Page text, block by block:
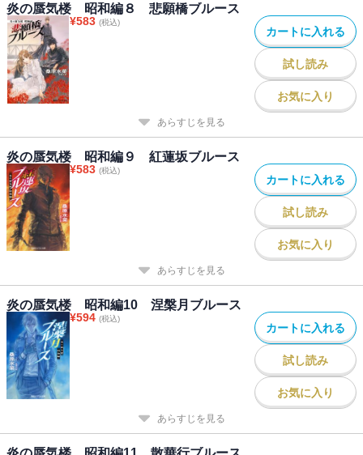
炎の蜃気楼 昭和編８ 悲願橋ブルース
¥583 (税込)
カートに入れる
試し読み
お気に入り
あらすじを見る
炎の蜃気楼 昭和編９ 紅蓮坂ブルース
¥583 (税込)
カートに入れる
試し読み
お気に入り
あらすじを見る
炎の蜃気楼 昭和編10 涅槃月ブルース
¥594 (税込)
カートに入れる
試し読み
お気に入り
あらすじを見る